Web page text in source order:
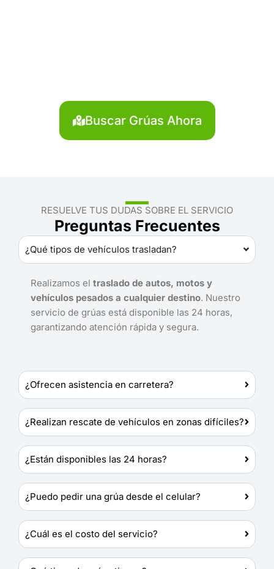
Buscar Grúas Ahora
RESUELVE TUS DUDAS SOBRE EL SERVICIO
Preguntas Frecuentes
¿Qué tipos de vehículos trasladan?
Realizamos el traslado de autos, motos y
vehículos pesados a cualquier destino. Nuestro
servicio de grúas está disponible las 24 horas,
garantizando atención rápida y segura.
¿Ofrecen asistencia en carretera?
¿Realizan rescate de vehículos en zonas difíciles?
¿Están disponibles las 24 horas?
¿Puedo pedir una grúa desde el celular?
¿Cuál es el costo del servicio?